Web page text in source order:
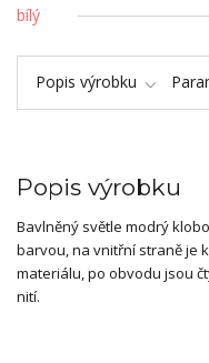
Popis výrobku
Popis výrobku
Bavlněný světle modrý
barvou, na vnitřní straně je
materiálu, po obvodu jsou
nití.